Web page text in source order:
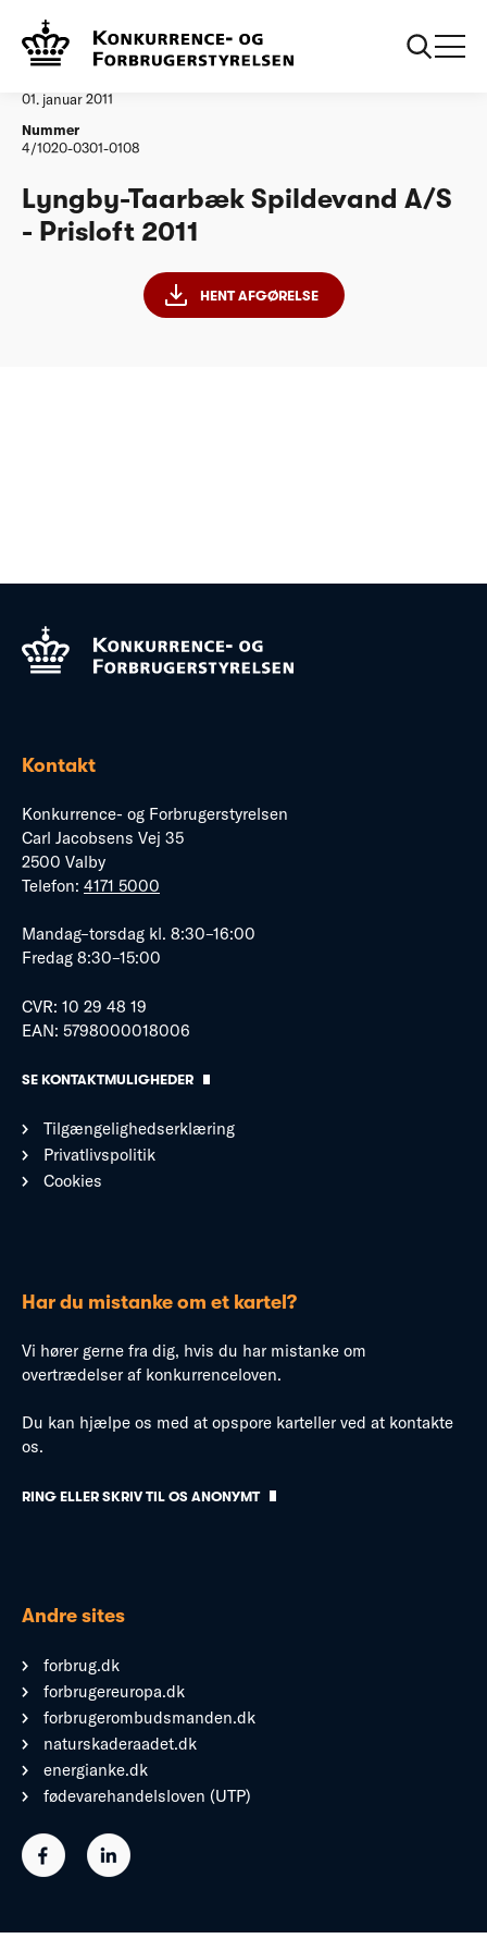
Vandtilsyn
01. januar 2011
Nummer
4/1020-0301-0108
Lyngby-Taarbæk Spildevand A/S
- Prisloft 2011
HENT AFGØRELSE
Kontakt
Konkurrence- og Forbrugerstyrelsen
Carl Jacobsens Vej 35
2500 Valby
Telefon: 4171 5000
Mandag–torsdag kl. 8:30–16:00
Fredag 8:30–15:00
CVR: 10 29 48 19
EAN: 5798000018006
SE KONTAKTMULIGHEDER
Tilgængelighedserklæring
Privatlivspolitik
Cookies
Har du mistanke om et kartel?
Vi hører gerne fra dig, hvis du har mistanke om
overtrædelser af konkurrenceloven.
Du kan hjælpe os med at opspore karteller ved at kontakte
os.
RING ELLER SKRIV TIL OS ANONYMT
Andre sites
forbrug.dk
forbrugereuropa.dk
forbrugerombudsmanden.dk
naturskaderaadet.dk
energianke.dk
fødevarehandelsloven (UTP)